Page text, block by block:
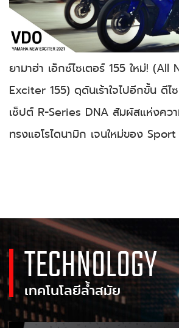
ยามาฮ่า เอ็กซ์ไซเตอร์ 155 ใหม่! (All
Exciter 155) ดุดันเร้าใจไปอีกขั้น ดีไ
เซ็ปต์ R-Series DNA สัมผัสแห่งคว
ทรงแอโรไดนามิก เจนใหม่ของ
TECHNOLOGY
เทคโนโลยีล้ำสมัย